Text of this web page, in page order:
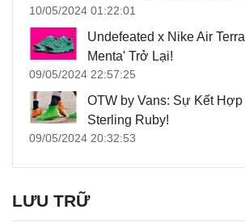
10/05/2024 01:22:01
Undefeated x Nike Air
Menta' Trở Lại!
09/05/2024 22:57:25
OTW by Vans: Sự Kết
Sterling Ruby!
09/05/2024 20:32:53
LƯU TRỮ